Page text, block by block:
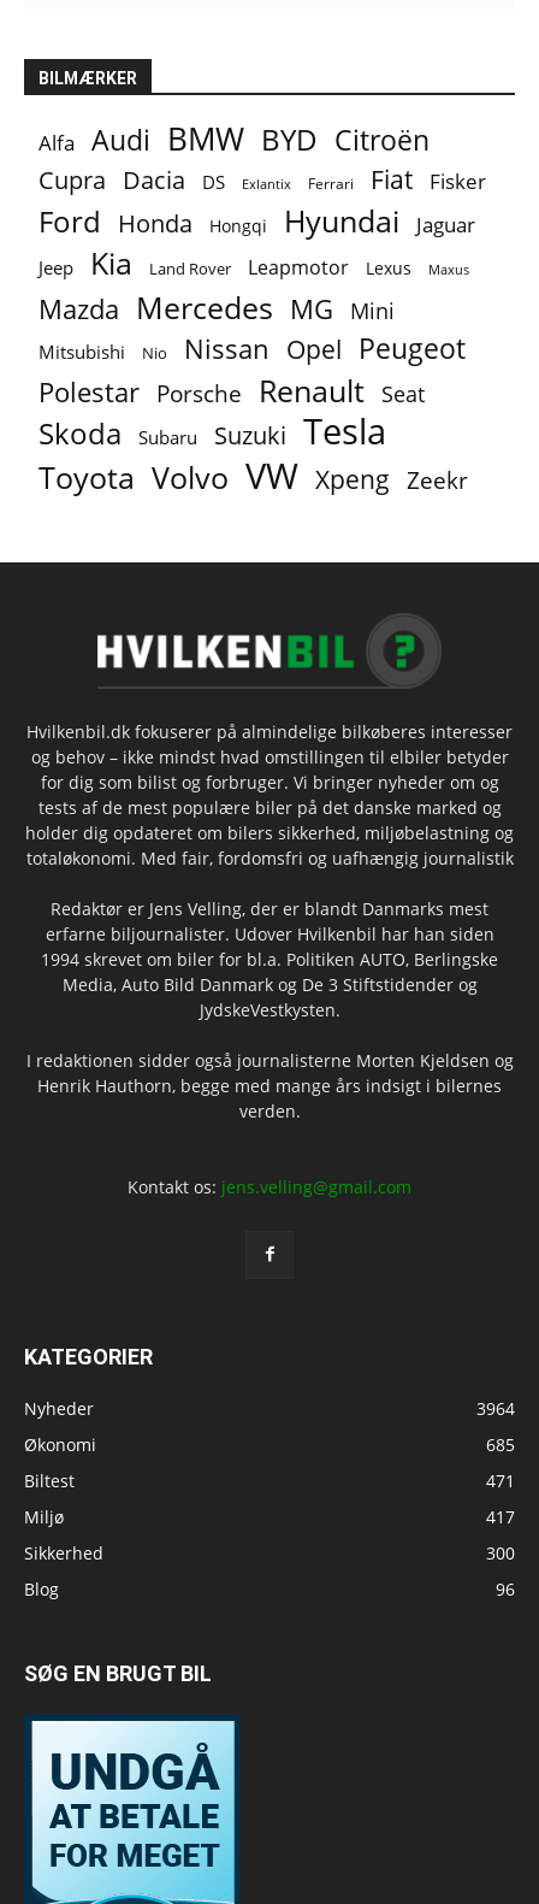
BILMÆRKER
Alfa Audi BMW BYD Citroën
Cupra Dacia DS Exlantix Ferrari Fiat Fisker
Ford Honda Hongqi Hyundai Jaguar
Jeep Kia Land Rover Leapmotor Lexus Maxus
Mazda Mercedes MG Mini
Mitsubishi Nio Nissan Opel Peugeot
Polestar Porsche Renault Seat
Skoda Subaru Suzuki Tesla
Toyota Volvo VW Xpeng Zeekr
Hvilkenbil.dk fokuserer på almindelige bilkøberes interesser
og behov – ikke mindst hvad omstillingen til elbiler betyder
for dig som bilist og forbruger. Vi bringer nyheder om og
tests af de mest populære biler på det danske marked og
holder dig opdateret om bilers sikkerhed, miljøbelastning og
totaløkonomi. Med fair, fordomsfri og uafhængig journalistik
Redaktør er Jens Velling, der er blandt Danmarks mest
erfarne biljournalister. Udover Hvilkenbil har han siden
1994 skrevet om biler for bl.a. Politiken AUTO, Berlingske
Media, Auto Bild Danmark og De 3 Stiftstidender og
JydskeVestkysten.
I redaktionen sidder også journalisterne Morten Kjeldsen og
Henrik Hauthorn, begge med mange års indsigt i bilernes
verden.
Kontakt os: jens.velling@gmail.com
KATEGORIER
Nyheder
3964
Økonomi
685
Biltest
471
Miljø
417
Sikkerhed
300
Blog
96
SØG EN BRUGT BIL